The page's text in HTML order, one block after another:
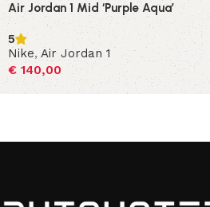
Air Jordan 1 Mid ‘Purple Aqua’
5
Nike,Air Jordan 1
€140,00
Opties selecteren